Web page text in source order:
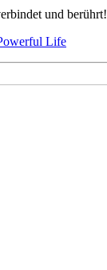
und berührt!
Life